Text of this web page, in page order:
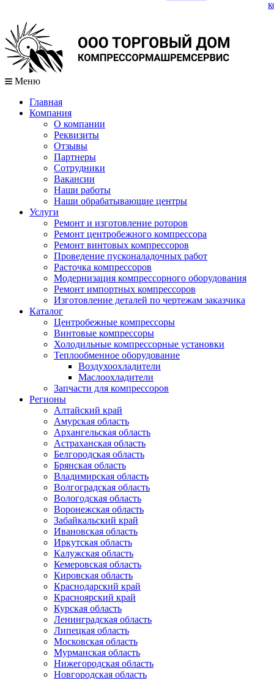
Меню
Главная
Компания
О компании
Реквизиты
Отзывы
Партнеры
Сотрудники
Вакансии
Наши работы
Наши обрабатывающие центры
Услуги
Ремонт и изготовление роторов
Ремонт центробежного компрессора
Ремонт винтовых компрессоров
Проведение пусконаладочных работ
Расточка компрессоров
Модернизация компрессорного оборудования
Ремонт импортных компрессоров
Изготовление деталей по чертежам заказчика
Каталог
Центробежные компрессоры
Винтовые компрессоры
Холодильные компрессорные установки
Теплообменное оборудование
Воздухоохладители
Маслоохладители
Запчасти для компрессоров
Регионы
Алтайский край
Амурская область
Архангельская область
Астраханская область
Белгородская область
Брянская область
Владимирская область
Волгоградская область
Вологодская область
Воронежская область
Забайкальский край
Ивановская область
Иркутская область
Калужская область
Кемеровская область
Кировская область
Краснодарский край
Красноярский край
Курская область
Ленинградская область
Липецкая область
Московская область
Мурманская область
Нижегородская область
Новгородская область